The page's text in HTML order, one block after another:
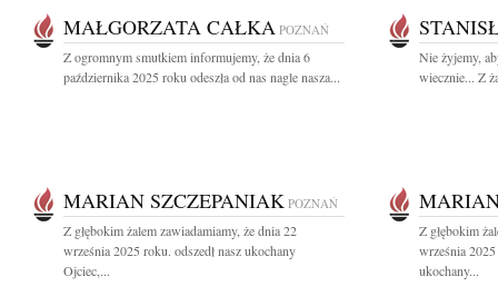
MAŁGORZATA CAŁKA POZNAŃ
Z ogromnym smutkiem informujemy, że dnia 6
października 2025 roku odeszła od nas nagle nasza...
Nie żyjemy,
wiecznie... Z
MARIAN SZCZEPANIAK POZNAŃ
Z głębokim żalem zawiadamiamy, że dnia 22
września 2025 roku. odszedł nasz ukochany
Ojciec,...
Z głębokim
września
ukochany...